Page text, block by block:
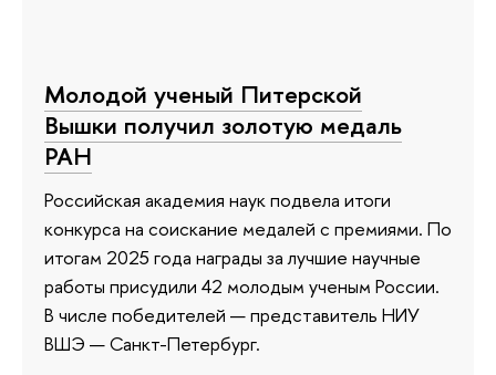
Молодой ученый Питерской
Вышки получил золотую медаль
РАН
Российская академия наук подвела итоги
конкурса на соискание медалей с премиями. По
итогам 2025 года награды за лучшие научные
работы присудили 42 молодым ученым России.
В числе победителей — представитель НИУ
ВШЭ — Санкт-Петербург.